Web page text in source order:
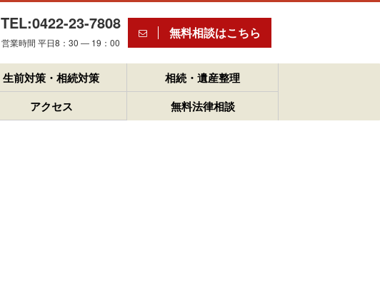
TEL:0422-23-7808
営業時間 平日8：30 ― 19：00
無料相談はこちら
生前対策・相続対策
相続・遺産整理
アクセス 無料法律相談